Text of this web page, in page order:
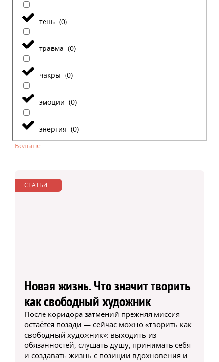
тень (0)
травма (0)
чакры (0)
эмоции (0)
энергия (0)
Больше
СТАТЬИ
Новая жизнь. Что значит творить
как свободный художник
После коридора затмений прежняя миссия
остаётся позади — сейчас можно «творить как
свободный художник»: выходить из
обязанностей, слушать душу, принимать себя
и создавать жизнь с позиции вдохновения и